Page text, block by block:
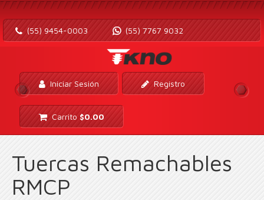
(55) 9454-0003 (55) 7767 9032
Iniciar Sesión Registro
Carrito $0.00
Tuercas Remachables
RMCP